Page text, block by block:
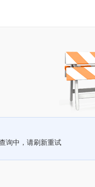
询中，请刷新重试